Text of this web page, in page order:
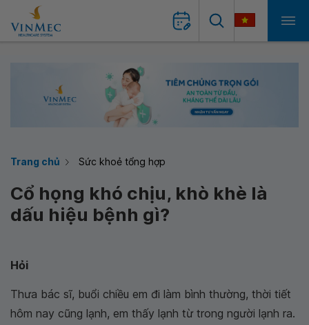
Trang chủ Sức khoẻ tổng hợp
Cổ họng khó chịu, khò khè là
dấu hiệu bệnh gì?
Hỏi
Thưa bác sĩ, buổi chiều em đi làm bình thường, thời tiết
hôm nay cũng lạnh, em thấy lạnh từ trong người lạnh ra.